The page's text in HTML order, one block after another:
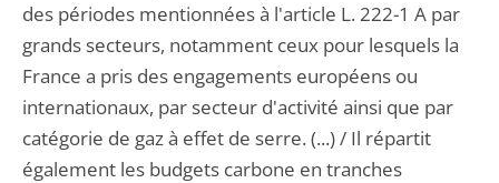
des périodes mentionnées à l'article L. 222-1 A par
grands secteurs, notamment ceux pour lesquels la
France a pris des engagements européens ou
internationaux, par secteur d'activité ainsi que par
catégorie de gaz à effet de serre. (...) / Il répartit
également les budgets carbone en tranches